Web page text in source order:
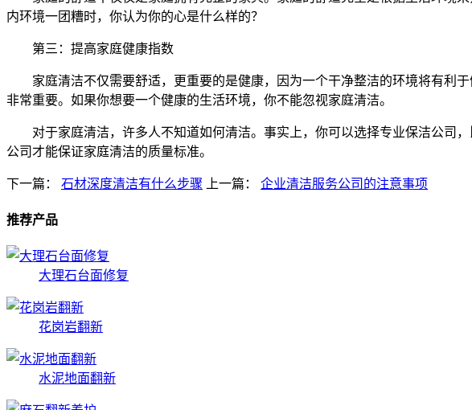
内环境一团糟时，你认为你的心是什么样的？
第三：提高家庭健康指数
家庭清洁不仅需要舒适，更重要的是健康，因为一个干净整洁的环境将有利
非常重要。如果你想要一个健康的生活环境，你不能忽视家庭清洁。
对于家庭清洁，许多人不知道如何清洁。事实上，你可以选择专业保洁公司，
公司才能保证家庭清洁的质量标准。
下一篇： 石材深度清洁有什么步骤 上一篇： 企业清洁服务公司的注意事项
推荐产品
大理石台面修复
花岗岩翻新
水泥地面翻新